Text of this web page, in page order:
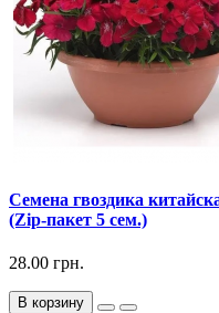
Семена гвоздика
(Zip-пакет 5 сем.)
28.00 грн.
В корзину